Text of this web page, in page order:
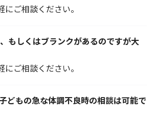
にご相談ください。
もしくはブランクがあるのですが大
にご相談ください。
どもの急な体調不良時の相談は可能で